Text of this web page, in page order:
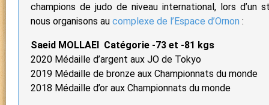
champions de judo de niveau international, lors d’un
nous organisons au complexe de l’Espace d’Ornon :
Saeid MOLLAEI Catégorie -73 et -81 kgs
2020 Médaille d’argent aux JO de Tokyo
2019 Médaille de bronze aux Championnats du monde
2018 Médaille d’or aux Championnats du monde